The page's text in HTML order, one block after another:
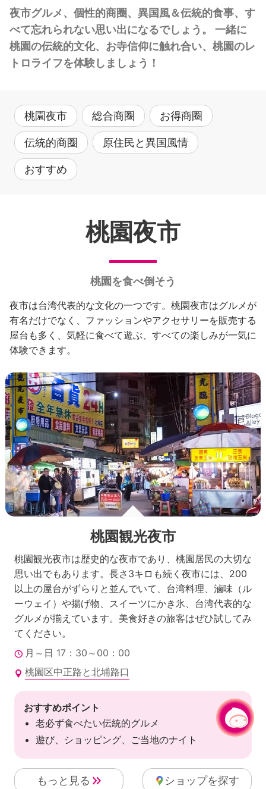
夜市グルメ、個性的商圈、異国風＆伝統的食事、す
べて忘れられない思い出になるでしょう。 一緒に
桃園の伝統的文化、お寺信仰に触れ合い、桃園のレ
トロライフを体験しましょう！
桃園夜市 総合商圈 お得商圈
伝統的商圈 原住民と異国風情
おすすめ
桃園夜市
桃園を食べ倒そう
夜市は台湾代表的な文化の一つです。桃園夜市はグルメが
有名だけでなく、ファッションやアクセサリーを販売する
屋台も多く、気軽に食べて遊ぶ、すべての楽しみが一気に
体験できます。
桃園観光夜市
桃園観光夜市は歴史的な夜市であり、桃園居民の大切な
思い出でもあります。長さ3キロも続く夜市には、200
以上の屋台がずらりと並んでいて、台湾料理、滷味（ル
ーウェイ）や揚げ物、スイーツにかき氷、台湾代表的な
グルメが揃えています。美食好きの旅客はぜひ試してみ
てください。
月～日 17：30～00：00
桃園区中正路と北埔路口
おすすめポイント
老必ず食べたい伝統的グルメ
遊び、ショッピング、ご当地のナイト
もっと見る ショップを探す
チャットでお問い合わせ